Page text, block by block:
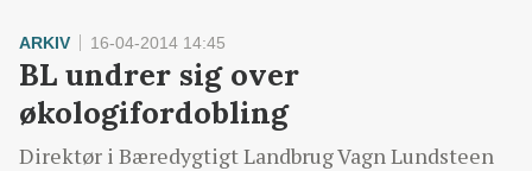
ARKIV 16-04-2014 14:45
BL undrer sig over
økologifordobling
Direktør i Bæredygtigt Landbrug Vagn Lundsteen